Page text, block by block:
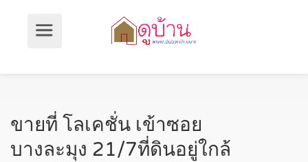
ขายที่ โลเคชั่น เข้าซอย
บางละมุง 21/7ที่ดินอยู่ใกล้